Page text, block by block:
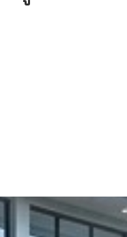
าชีพ
เรียนรู้สุขศึกษาและพลศึกษา